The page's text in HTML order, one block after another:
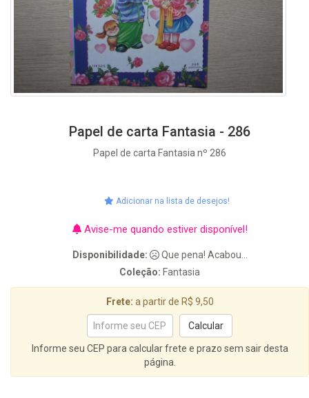
Papel de carta Fantasia - 286
Papel de carta Fantasia nº 286
Adicionar na lista de desejos!
Avise-me quando estiver disponível!
Disponibilidade:
Que pena! Acabou...
Coleção: Fantasia
Frete: a partir de R$ 9,50
Informe seu CEP para calcular frete e prazo sem sair desta
página.